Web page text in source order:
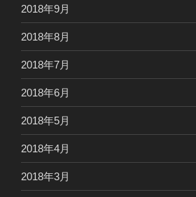
2018年9月
2018年8月
2018年7月
2018年6月
2018年5月
2018年4月
2018年3月